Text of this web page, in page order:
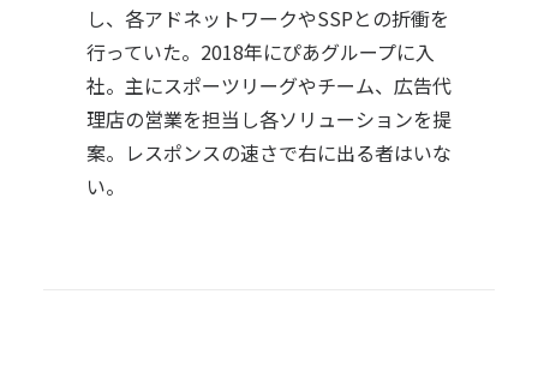
し、各アドネットワークやSSPとの折衝を
行っていた。2018年にぴあグループに入
社。主にスポーツリーグやチーム、広告代
理店の営業を担当し各ソリューションを提
案。レスポンスの速さで右に出る者はいな
い。